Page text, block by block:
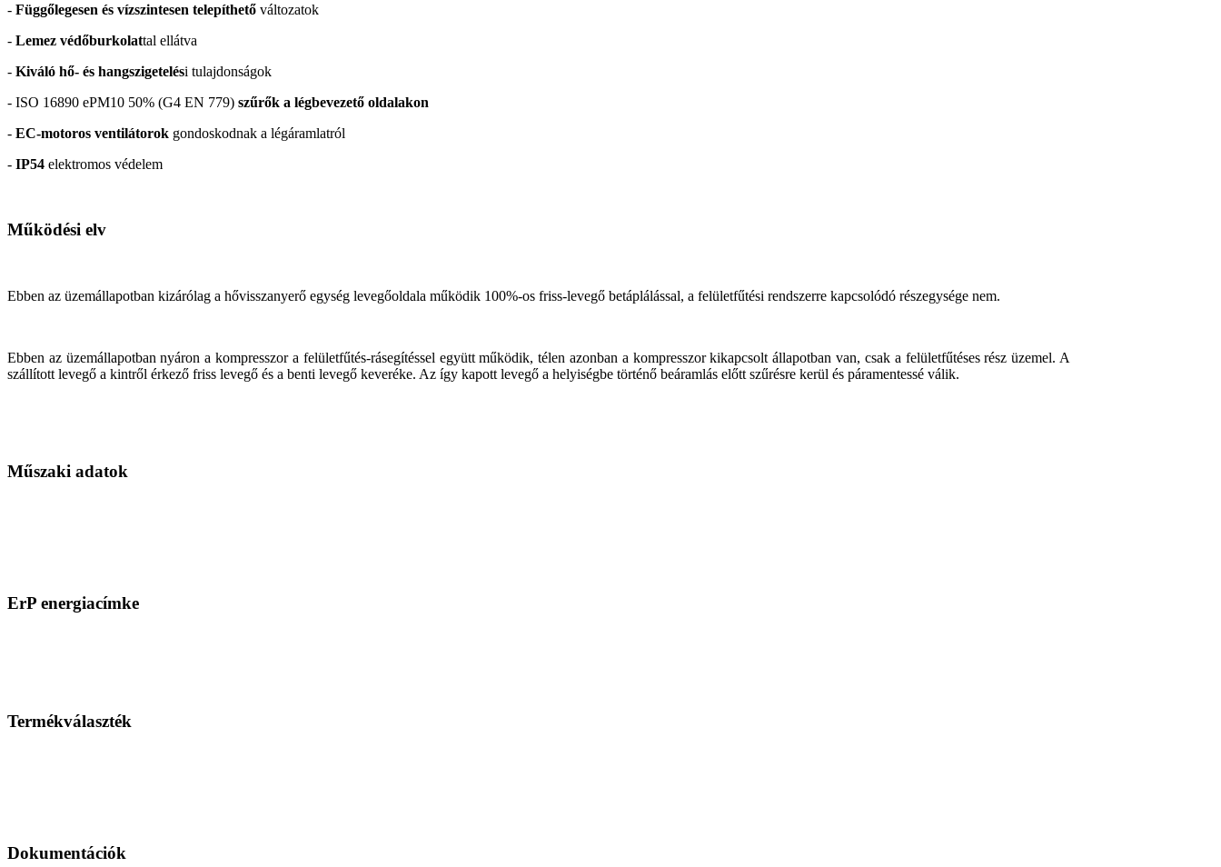
- Függőlegesen és vízszintesen telepíthető változatok
- Lemez védőburkolattal ellátva
- Kiváló hő- és hangszigetelési tulajdonságok
- ISO 16890 ePM10 50% (G4 EN 779) szűrők a légbevezető oldalakon
- EC-motoros ventilátorok gondoskodnak a légáramlatról
- IP54 elektromos védelem
Működési elv
Ebben az üzemállapotban kizárólag a hővisszanyerő egység levegőoldala működik 100%-os friss-levegő betáplálással, a felületfűtési rendszerre kapcsolódó részegysége nem.
Ebben az üzemállapotban nyáron a kompresszor a felületfűtés-rásegítéssel együtt működik, télen azonban a kompresszor kikapcsolt állapotban van, csak a felületfűtéses rész üzemel. A
szállított levegő a kintről érkező friss levegő és a benti levegő keveréke. Az így kapott levegő a helyiségbe történő beáramlás előtt szűrésre kerül és páramentessé válik.
Műszaki adatok
ErP energiacímke
Termékválaszték
Dokumentációk